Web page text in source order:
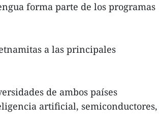
forma parte de los programas
a las principales
de ambos países
artificial, semiconductores,